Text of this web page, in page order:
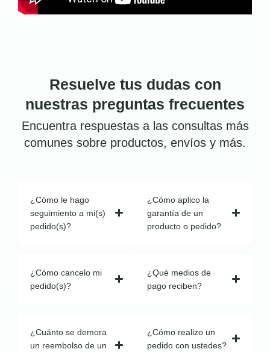
Resuelve tus dudas con
nuestras preguntas frecuentes
Encuentra respuestas a las consultas más
comunes sobre productos, envíos y más.
¿Cómo le hago
seguimiento a mi(s)
pedido(s)?
¿Cómo cancelo mi
pedido(s)?
¿Cuánto se demora
un reembolso de un
¿Cómo aplico la
garantía de un
producto o pedido?
¿Qué medios de
pago reciben?
¿Cómo realizo un
pedido con ustedes?